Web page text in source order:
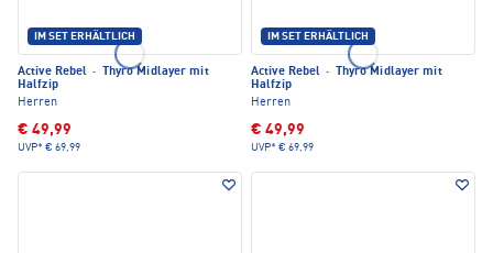
IM SET ERHÄLTLICH
Active Rebel ·
Thyro Midlayer mit
Halfzip
Herren
€ 49,99
UVP* € 69,99
IM SET ERHÄLTLICH
Active Rebel ·
Thyro Midlayer mit
Halfzip
Herren
€ 49,99
UVP* € 69,99